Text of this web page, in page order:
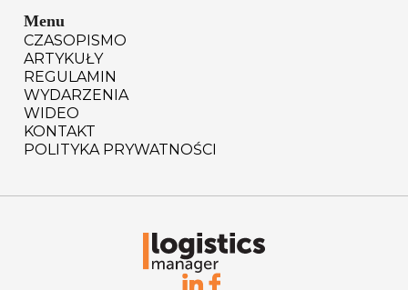
Menu
CZASOPISMO
ARTYKUŁY
REGULAMIN
WYDARZENIA
WIDEO
KONTAKT
POLITYKA PRYWATNOŚCI